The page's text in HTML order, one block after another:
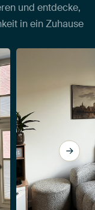
und entdecke,
in ein Zuhause
Scheffer,